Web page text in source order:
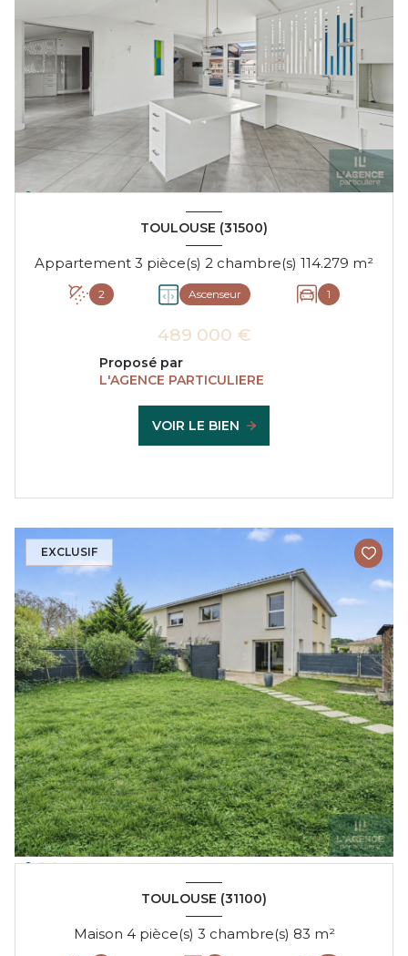
TOULOUSE (31500)
Appartement 3 pièce(s) 2 chambre(s) 114.279 m²
2 Ascenseur 1
489 000 €
Proposé par
L'AGENCE PARTICULIERE
VOIR LE BIEN
EXCLUSIF
TOULOUSE (31100)
Maison 4 pièce(s) 3 chambre(s) 83 m²